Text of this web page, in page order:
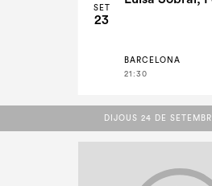
SET
23
BARCELONA
21:30
DIJOUS 24 DE
DIJOUS 24 DE